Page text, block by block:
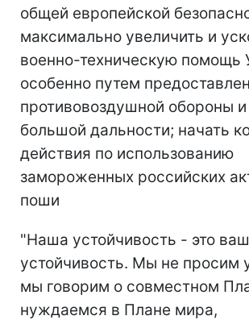
общей европейской
максимально увеличить и
военно-техническую помощь
особенно путем
противовоздушной обороны и
большой дальности; начать
действия по использованию
замороженных российских
поши
"Наша устойчивость - это
устойчивость. Мы не просим
мы говорим о совместном
нуждаемся в Плане мира,